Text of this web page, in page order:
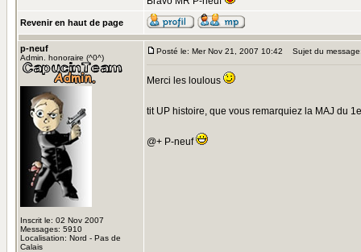
Revenir en haut de page
p-neuf
Admin. honoraire (^0^)
Inscrit le: 02 Nov 2007
Messages: 5910
Localisation: Nord - Pas de
Calais
Posté le: Mer Nov 21, 2007 10:42 Sujet du
Merci les loulous
tit UP histoire, que vous remarquiez la MAJ du
@+ P-neuf